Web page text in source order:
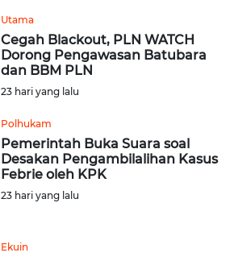
Utama
Cegah Blackout, PLN WATCH
Dorong Pengawasan Batubara
dan BBM PLN
23 hari yang lalu
Polhukam
Pemerintah Buka Suara soal
Desakan Pengambilalihan Kasus
Febrie oleh KPK
23 hari yang lalu
Ekuin